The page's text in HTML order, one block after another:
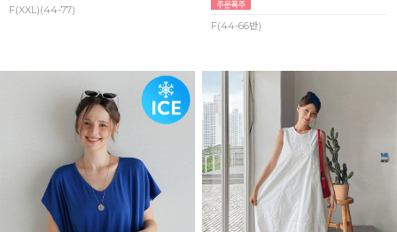
F(XXL)(44-77)
F(44-66반)